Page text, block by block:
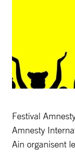
Festival
Amnesty
Ain organisent